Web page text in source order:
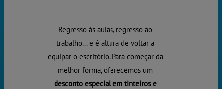
Regresso às aulas, regresso ao
trabalho... e é altura de voltar a
equipar o escritório. Para começar da
melhor forma, oferecemos um
desconto especial em tinteiros e